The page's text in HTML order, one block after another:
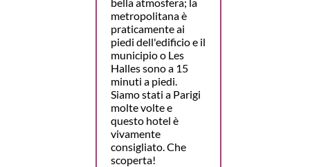
metropolitana è
praticamente ai
piedi dell'edificio e il
municipio o Les
Halles sono a 15
minuti a piedi.
Siamo stati a Parigi
molte volte e
questo hotel è
vivamente
consigliato. Che
scoperta!